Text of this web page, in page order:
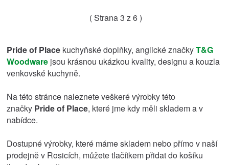
( Strana3 z 6 )
Pride of Place kuchyňské doplňky, anglické značkyT&G
Woodware jsou krásnou ukázkou kvality, designu a kouzla
venkovské kuchyně.
Na této stránce naleznete veškeré výrobky této
značky Pride of Place, které jme kdy měli skladem a v
nabídce.
Dostupné výrobky, které máme skladem nebo přímo v naší
prodejně v Rosicích, můžete tlačítkem přidat do košíku